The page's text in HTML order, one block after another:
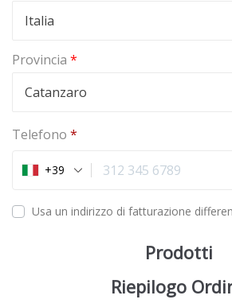
Italia
Provincia *
Catanzaro
Telefono *
+39
Usa un indirizzo di fatturazione
Prodotti
Riepilogo